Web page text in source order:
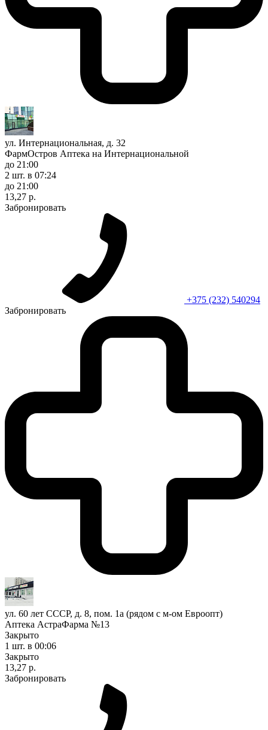
ул. Интернациональная, д. 32
ФармОстров Аптека на Интернациональной
до 21:00
2 шт. в 07:24
до 21:00
13,27 р.
Забронировать
+375 (232) 540294
Забронировать
ул. 60 лет СССР, д. 8, пом. 1а (рядом с м-ом Евроопт)
Аптека АстраФарма №13
Закрыто
1 шт. в 00:06
Закрыто
13,27 р.
Забронировать